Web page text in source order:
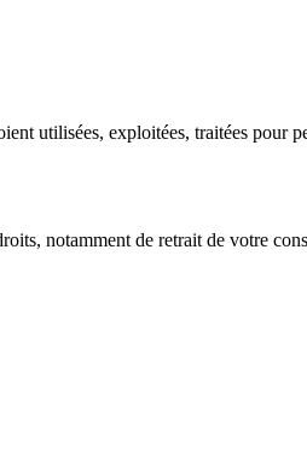
utilisées, exploitées, traitées pour
notamment de retrait de votre